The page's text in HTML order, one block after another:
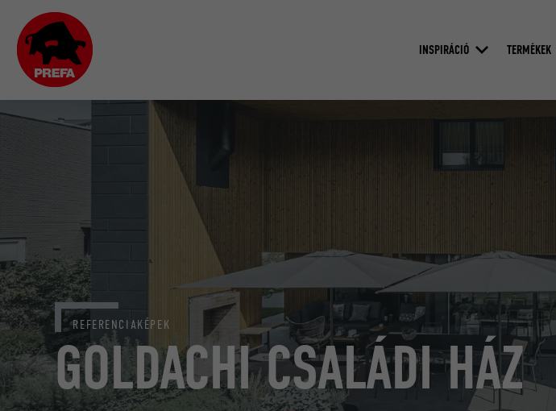
INSPIRÁCIÓ TERMÉKEK
GOLDACHI CSALÁDI HÁZ
REFERENCIAKÉPEK